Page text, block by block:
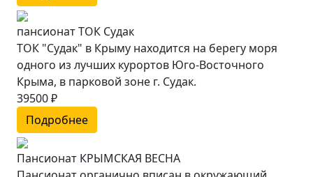
пансионат ТОК Судак
ТОК "Судак" в Крыму находится на берегу моря
одного из лучших курортов Юго-Восточного
Крыма, в парковой зоне г. Судак.
39500 ₽
Подробнее
Пансионат КРЫМСКАЯ ВЕСНА